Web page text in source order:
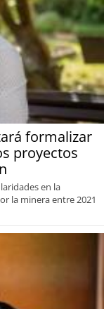
formalizar
proyectos
en la
la minera entre 2021